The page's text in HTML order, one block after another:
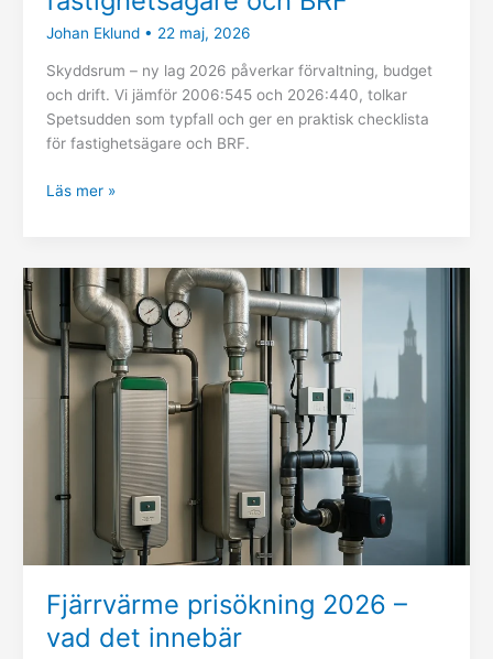
Johan Eklund • 22 maj, 2026
Skyddsrum – ny lag 2026 påverkar förvaltning, budget
och drift. Vi jämför 2006:545 och 2026:440, tolkar
Spetsudden som typfall och ger en praktisk checklista
för fastighetsägare och BRF.
Läs mer »
Fjärrvärme prisökning 2026 –
vad det innebär
Fjärrvärme
prisökning
2026
–
vad
det
innebär